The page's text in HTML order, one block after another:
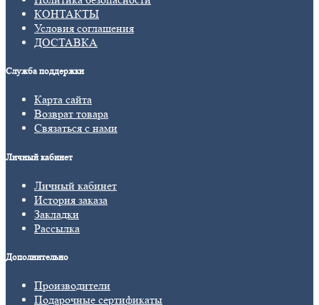
КОНТАКТЫ
Условия соглашения
ДОСТАВКА
Служба поддержки
Карта сайта
Возврат товара
Связаться с нами
Личный кабинет
Личный кабинет
История заказа
Закладки
Рассылка
Дополнительно
Производители
Подарочные сертификаты